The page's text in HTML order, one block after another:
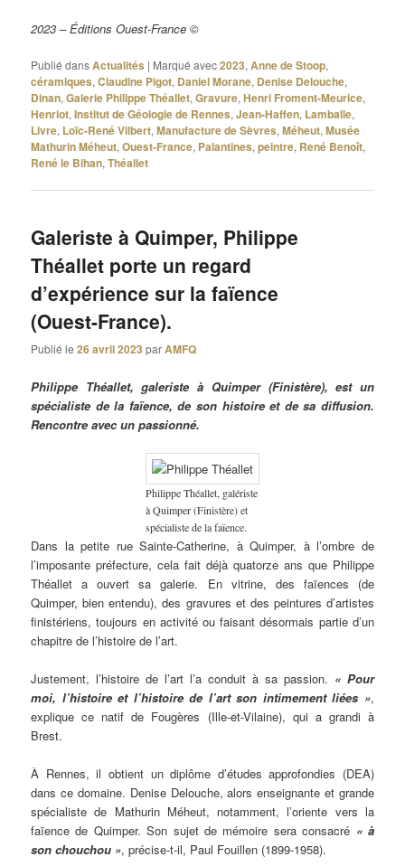
2023 – Éditions Ouest-France ©
Publié dansActualités | Marqué avec2023,Anne de Stoop,
céramiques,Claudine Pigot, Daniel Morane, Denise Delouche,
Dinan,Galerie Philippe Théallet,Gravure,Henri Froment-Meurice,
Henriot,Institut de Géologie de Rennes,Jean-Haffen, Lamballe,
Livre, Loïc-René Vilbert,Manufacture de Sèvres,Méheut,Musée
Mathurin Méheut,Ouest-France, Palantines,peintre, René Benoît,
René le Bihan,Théallet
Galeriste à Quimper, Philippe
Théallet porte un regard
d’expérience sur la faïence
(Ouest-France).
Publié le26 avril 2023 parAMFQ
Philippe Théallet, galeriste à Quimper (Finistère), est un
spécialiste de la faïence, de son histoire et de sa diffusion.
Rencontre avec un passionné.
Philippe Théallet, galériste
à Quimper (Finistère) et
spécialiste de la faïence.
Dans la petite rue Sainte-Catherine, à Quimper, à l’ombre de
l’imposante préfecture, cela fait déjà quatorze ans que Philippe
Théallet a ouvert sa galerie. En vitrine, des faïences (de
Quimper, bien entendu), des gravures et des peintures d’artistes
finistériens, toujours en activité ou faisant désormais partie d’un
chapitre de l’histoire de l’art.
Justement, l’histoire de l’art l’a conduit à sa passion. « Pour
moi, l’histoire et l’histoire de l’art son intimement liées »,
explique ce natif de Fougères (Ille-et-Vilaine), qui a grandi à
Brest.
À Rennes, il obtient un diplôme d’études approfondies (DEA)
dans ce domaine. Denise Delouche, alors enseignante et grande
spécialiste de Mathurin Méheut, notamment, l’oriente vers la
faïence de Quimper. Son sujet de mémoire sera consacré « à
son chouchou », précise-t-il, Paul Fouillen (1899-1958).